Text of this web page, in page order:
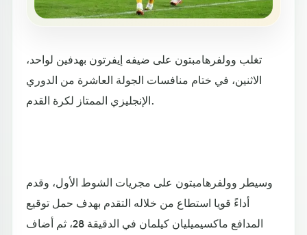
تغلب وولفرهامبتون على ضيفه إيفرتون بهدفين لواحد،
الاثنين، في ختام منافسات الجولة العاشرة من الدوري
الإنجليزي الممتاز لكرة القدم.
وسيطر وولفرهامبتون على مجريات الشوط الأول، وقدم
أداءً قويا استطاع من خلاله التقدم بهدف حمل توقيع
المدافع ماكسيميليان كيلمان في الدقيقة 28، ثم أضاف